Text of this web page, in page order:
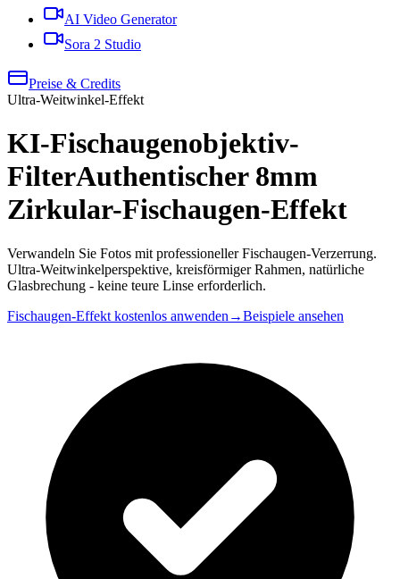
AI Video Generator
Sora 2 Studio
Preise & Credits
Ultra-Weitwinkel-Effekt
KI-Fischaugenobjektiv-
FilterAuthentischer 8mm
Zirkular-Fischaugen-Effekt
Verwandeln Sie Fotos mit professioneller Fischaugen-Verzerrung.
Ultra-Weitwinkelperspektive, kreisförmiger Rahmen, natürliche
Glasbrechung - keine teure Linse erforderlich.
Fischaugen-Effekt kostenlos anwenden →Beispiele ansehen